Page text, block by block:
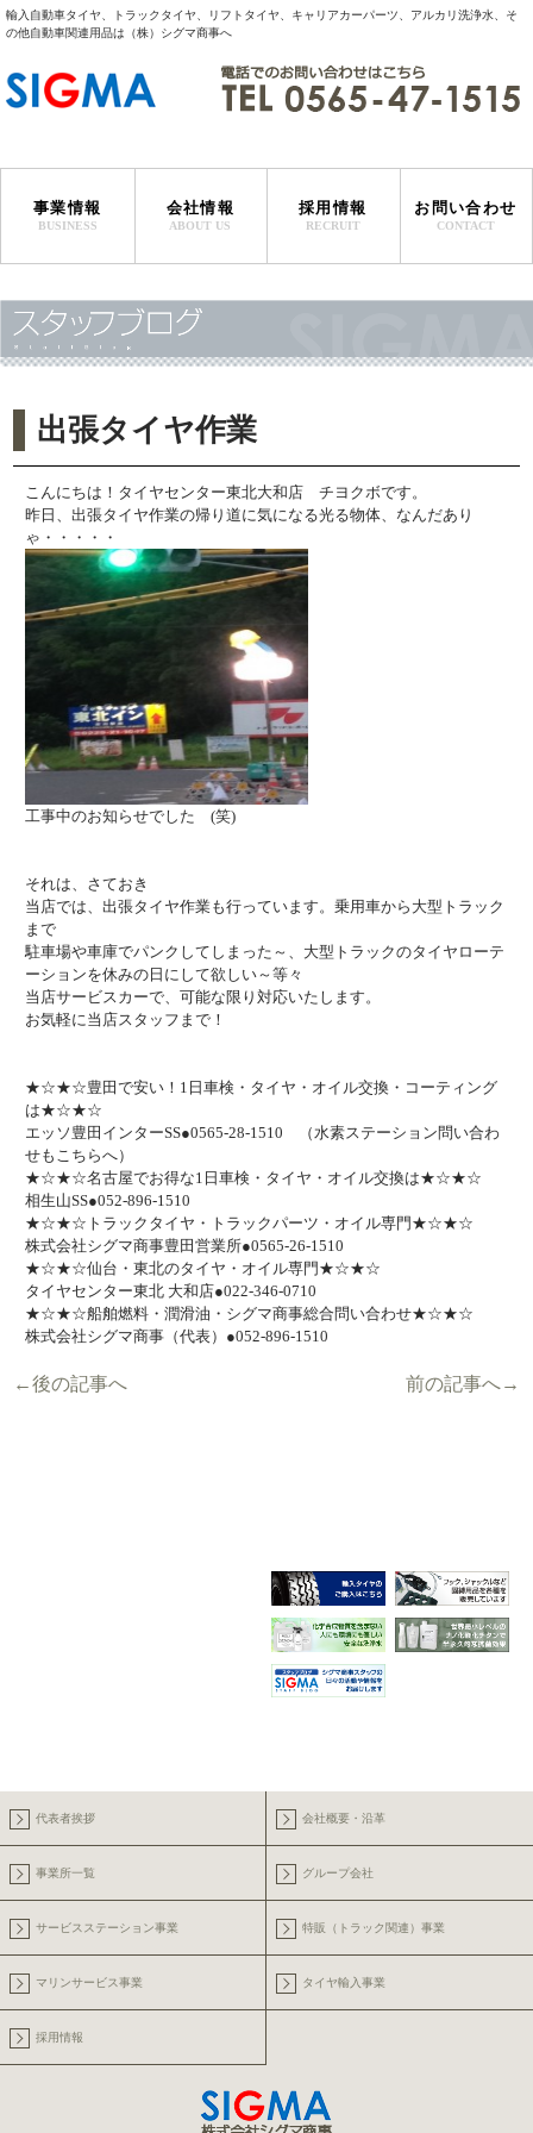
輸入自動車タイヤ、トラックタイヤ、リフトタイヤ、キャリアカーパーツ、アルカリ洗浄水、そ
の他自動車関連用品は（株）シグマ商事へ
事業情報
BUSINESS
会社情報
ABOUT US
採用情報
RECRUIT
お問い合わせ
CONTACT
出張タイヤ作業
こんにちは！タイヤセンター東北大和店 チヨクボです。
昨日、出張タイヤ作業の帰り道に気になる光る物体、なんだあり
ゃ・・・・・
工事中のお知らせでした (笑)
それは、さておき
当店では、出張タイヤ作業も行っています。乗用車から大型トラック
まで
駐車場や車庫でパンクしてしまった～、大型トラックのタイヤローテ
ーションを休みの日にして欲しい～等々
当店サービスカーで、可能な限り対応いたします。
お気軽に当店スタッフまで！
★☆★☆豊田で安い！1日車検・タイヤ・オイル交換・コーティング
は★☆★☆
エッソ豊田インターSS●0565-28-1510 （水素ステーション問い合わ
せもこちらへ）
★☆★☆名古屋でお得な1日車検・タイヤ・オイル交換は★☆★☆
相生山SS●052-896-1510
★☆★☆トラックタイヤ・トラックパーツ・オイル専門★☆★☆
株式会社シグマ商事豊田営業所●0565-26-1510
★☆★☆仙台・東北のタイヤ・オイル専門★☆★☆
タイヤセンター東北 大和店●022-346-0710
★☆★☆船舶燃料・潤滑油・シグマ商事総合問い合わせ★☆★☆
株式会社シグマ商事（代表）●052-896-1510
←後の記事へ 前の記事へ→
代表者挨拶 会社概要・沿革
事業所一覧 グループ会社
サービスステーション事業 特販（トラック関連）事業
マリンサービス事業 タイヤ輸入事業
採用情報